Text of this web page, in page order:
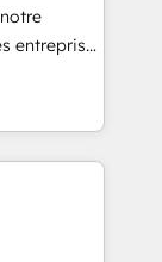
au
entreprises
revenus
et des